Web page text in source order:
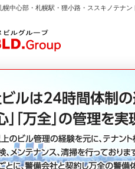
幌中心部・札幌駅・狸小路・ススキノテナ